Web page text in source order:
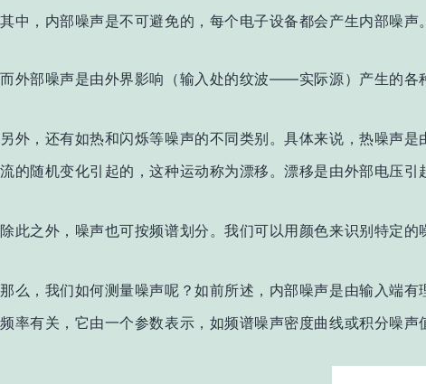
其中，内部噪声是不可避免的，每个电子设备都会产生内部噪声。
而外部噪声是由外界影响 （输入处的纹波——实际源）产生的各
另外，还有如热和闪烁等噪声的不同类别。具体来说，热噪声
流的随机变化引起的，这种运动称为漂移。漂移是由外部电压引
除此之外，噪声也可按频谱划分。我们可以用颜色来识别特定
那么，我们如何测量噪声呢？如前所述，内部噪声是由输入端
频率有关，它由一个参数表示，如频谱噪声密度曲线或积分噪声